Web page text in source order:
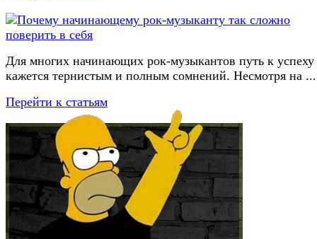
Для многих начинающих рок-музыкантов путь к успеху
кажется тернистым и полным сомнений. Несмотря на ...
Перейти к статьям